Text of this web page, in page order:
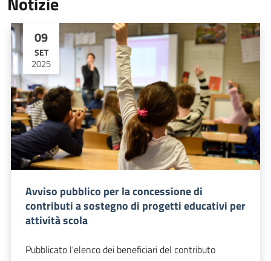
09
SET
2025
Avviso pubblico per la concessione di
contributi a sostegno di progetti educativi per
attività scola
Pubblicato l'elenco dei beneficiari del contributo